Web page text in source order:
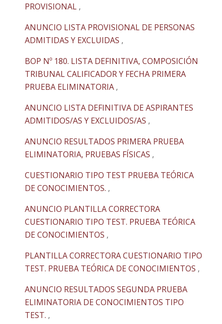
PROVISIONAL ,
ANUNCIO LISTA PROVISIONAL DE PERSONAS
ADMITIDAS Y EXCLUIDAS ,
BOP Nº 180. LISTA DEFINITIVA, COMPOSICIÓN
TRIBUNAL CALIFICADOR Y FECHA PRIMERA
PRUEBA ELIMINATORIA ,
ANUNCIO LISTA DEFINITIVA DE ASPIRANTES
ADMITIDOS/AS Y EXCLUIDOS/AS ,
ANUNCIO RESULTADOS PRIMERA PRUEBA
ELIMINATORIA, PRUEBAS FÍSICAS ,
CUESTIONARIO TIPO TEST PRUEBA TEÓRICA
DE CONOCIMIENTOS. ,
ANUNCIO PLANTILLA CORRECTORA
CUESTIONARIO TIPO TEST. PRUEBA TEÓRICA
DE CONOCIMIENTOS ,
PLANTILLA CORRECTORA CUESTIONARIO TIPO
TEST. PRUEBA TEÓRICA DE CONOCIMIENTOS ,
ANUNCIO RESULTADOS SEGUNDA PRUEBA
ELIMINATORIA DE CONOCIMIENTOS TIPO
TEST. ,